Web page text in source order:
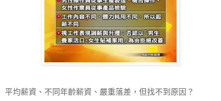
平均薪資、不同年齡薪資、嚴重落差，但找不到原因？